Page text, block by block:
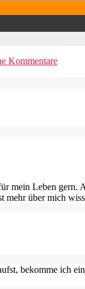
Kommentare
mein Leben
mehr über mich
bekomme ich